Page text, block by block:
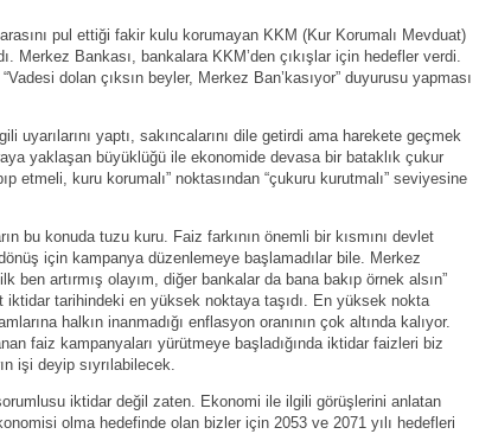
pul ettiği fakir kulu korumayan KKM (Kur Korumalı Mevduat)
Merkez Bankası, bankalara KKM’den çıkışlar için hedefler verdi.
dolan çıksın beyler, Merkez Ban’kasıyor” duyurusu yapması
uyarılarını yaptı, sakıncalarını dile getirdi ama harekete geçmek
yaklaşan büyüklüğü ile ekonomide devasa bir bataklık çukur
etmeli, kuru korumalı” noktasından “çukuru kurutmalı” seviyesine
bu konuda tuzu kuru. Faiz farkının önemli bir kısmını devlet
için kampanya düzenlemeye başlamadılar bile. Merkez
ben artırmış olayım, diğer bankalar da bana bakıp örnek alsın”
tarihindeki en yüksek noktaya taşıdı. En yüksek nokta
halkın inanmadığı enflasyon oranının çok altında kalıyor.
faiz kampanyaları yürütmeye başladığında iktidar faizleri biz
işi deyip sıyrılabilecek.
iktidar değil zaten. Ekonomi ile ilgili görüşlerini anlatan
olma hedefinde olan bizler için 2053 ve 2071 yılı hedefleri